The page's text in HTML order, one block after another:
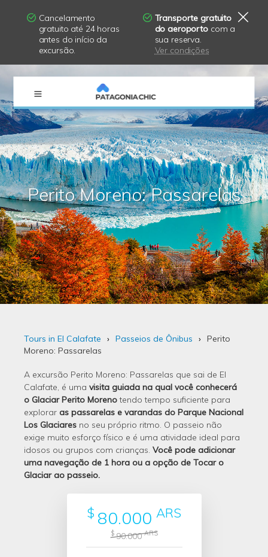
Cancelamento
gratuito até 24 horas
antes do início da
excursão.
Transporte gratuito
do aeroportocom a
sua reserva.
Ver condições
Perito Moreno: Passarelas
Tours in El Calafate Passeios de Ônibus
Perito
Moreno: Passarelas
A excursão Perito Moreno: Passarelas que sai de El
Calafate, é uma visita guiada na qual você conhecerá
o Glaciar Perito Morenotendo tempo suficiente para
explorar as passarelas e varandas do Parque Nacional
Los Glaciares no seu próprio ritmo. O passeio não
exige muito esforço físico e é uma atividade ideal para
idosos ou grupos com crianças. Você pode adicionar
uma navegação de 1 hora ou a opção de Tocar o
Glaciar ao passeio.
$ 80.000 ARS
$90.000ARS